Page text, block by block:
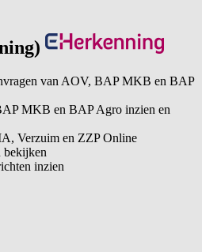
van AOV, BAP MKB en BAP
MKB en BAP Agro inzien en
Verzuim en ZZP Online
bekijken
inzien